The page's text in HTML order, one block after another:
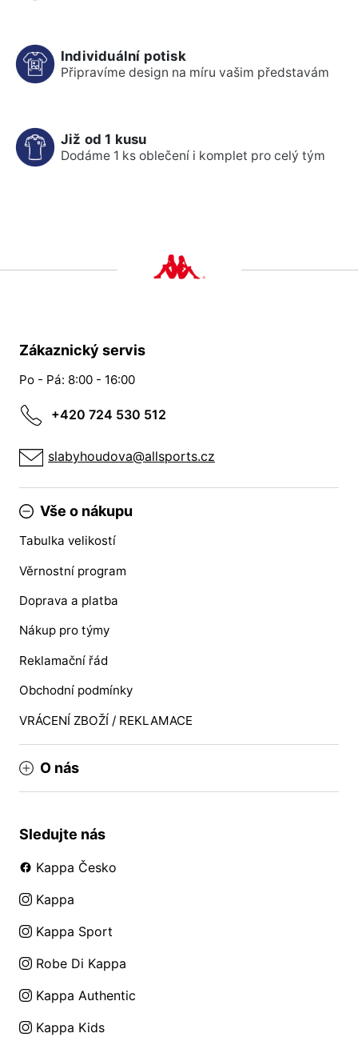
Individuální potisk
Připravíme design na míru vašim představám
Již od 1 kusu
Dodáme 1 ks oblečení i komplet pro celý tým
Zákaznický servis
Po - Pá: 8:00 - 16:00
+420 724 530 512
slabyhoudova@allsports.cz
Vše o nákupu
Tabulka velikostí
Věrnostní program
Doprava a platba
Nákup pro týmy
Reklamační řád
Obchodní podmínky
VRÁCENÍ ZBOŽÍ / REKLAMACE
O nás
Sledujte nás
Kappa Česko
Kappa
Kappa Sport
Robe Di Kappa
Kappa Authentic
Kappa Kids